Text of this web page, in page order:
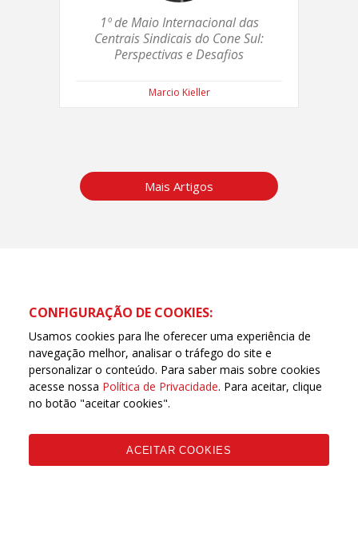
1º de Maio Internacional das
Centrais Sindicais do Cone Sul:
Perspectivas e Desafios
Marcio Kieller
Mais Artigos
CONFIGURAÇÃO DE COOKIES:
Usamos cookies para lhe oferecer uma experiência de
navegação melhor, analisar o tráfego do site e
personalizar o conteúdo. Para saber mais sobre cookies
acesse nossa Política de Privacidade. Para aceitar, clique
no botão "aceitar cookies".
ACEITAR COOKIES